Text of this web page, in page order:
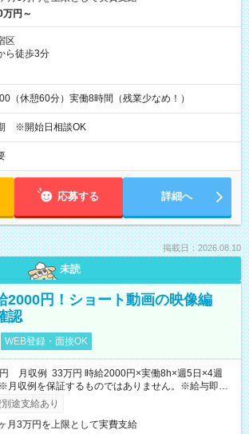
万円～
区
ら徒歩3分
（休憩60分）実働8時間（残業少なめ！）
※開始日相談OK
応募する 詳細へ
掲載日：2026.08.10
未読
2000円！ショート動画の映像編
認
WEB登録・面接OK
月収例 33万円 時給2000円×実働8h×週5日×4週
月収例を保証するものではありません。※給与即受
ス利用可（利用条件有）
途支給あり
月3万円を上限として実費支給